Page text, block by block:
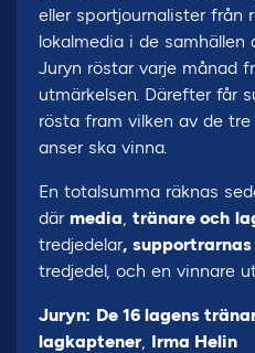
eller sportjournalister från
lokalmedia i de samhällen
Juryn röstar varje månad
utmärkelsen. Därefter får
rösta fram vilken av de
anser ska vinna.
En totalsumma räknas
där media, tränare och
tredjedelar,
tredjedel, och en vinnare
Juryn: De 16 lagens
lagkaptener, Irma Helin